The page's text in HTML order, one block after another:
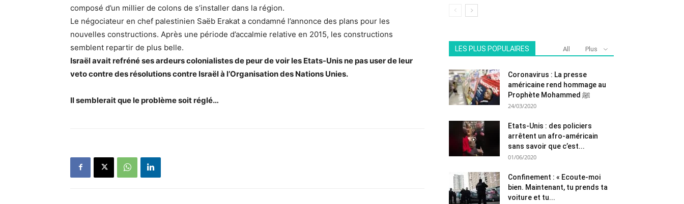
composé d’un millier de colons de s’installer dans la région.
Le négociateur en chef palestinien Saëb Erakat a condamné l’annonce des plans pour les
nouvelles constructions. Après une période d’accalmie relative en 2015, les constructions
semblent repartir de plus belle.
Israël avait refréné ses ardeurs colonialistes de peur de voir les Etats-Unis ne pas user de leur
veto contre des résolutions contre Israël à l’Organisation des Nations Unies.
Il semblerait que le problème soit réglé…
LES PLUS POPULAIRES All Plus
Coronavirus : La presse
américaine rend hommage au
Prophète Mohammed ﷺ
24/03/2020
Etats-Unis : des policiers
arrêtent un afro-américain
sans savoir que c’est...
01/06/2020
Confinement : « Ecoute-moi
bien. Maintenant, tu prends ta
voiture et tu...